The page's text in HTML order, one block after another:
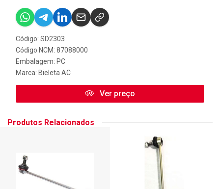
Código: SD2303
Código NCM: 87088000
Embalagem: PC
Marca: Bieleta AC
Ver preço
Produtos Relacionados